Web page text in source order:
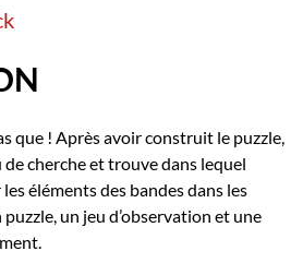
que ! Après avoir construit le puzzle,
de cherche et trouve dans lequel
éléments des bandes dans les
un jeu d’observation et une